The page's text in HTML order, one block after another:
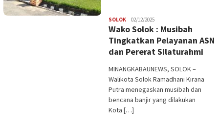
SOLOKRedaksi
02/12/2025
Wako Solok : Musibah
Tingkatkan Pelayanan ASN
dan Pererat Silaturahmi
MINANGKABAUNEWS, SOLOK –
Walikota Solok Ramadhani Kirana
Putra menegaskan musibah dan
bencana banjir yang dilakukan
Kota […]